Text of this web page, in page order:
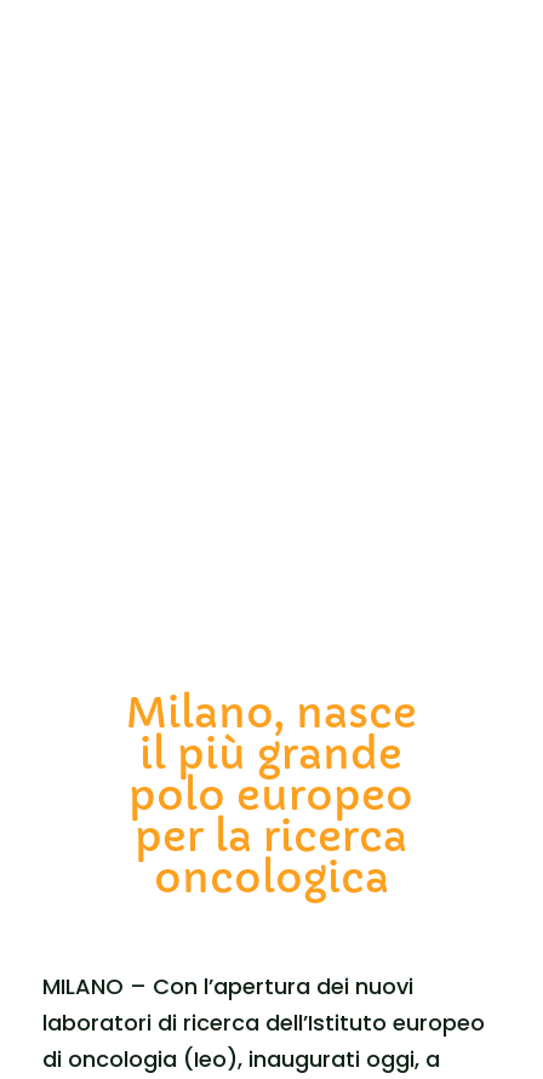
Milano, nasce
il più grande
polo europeo
per la ricerca
oncologica
MILANO – Con l’apertura dei nuovi
laboratori di ricerca dell’Istituto europeo
di oncologia (Ieo), inaugurati oggi, a